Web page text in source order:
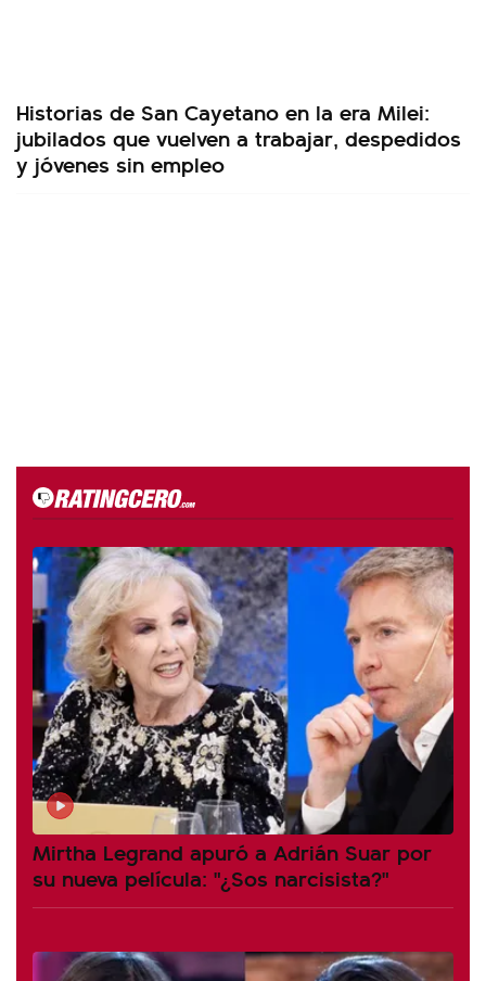
Historias de San Cayetano en la era Milei:
jubilados que vuelven a trabajar, despedidos
y jóvenes sin empleo
Mirtha Legrand apuró a Adrián Suar por
su nueva película: "¿Sos narcisista?"